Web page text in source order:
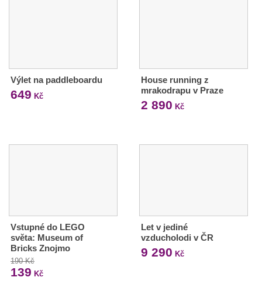
Výlet na paddleboardu
649 Kč
House running z
mrakodrapu v Praze
2 890 Kč
Vstupné do LEGO
světa: Museum of
Bricks Znojmo
190 Kč
139 Kč
Let v jediné
vzducholodi v ČR
9 290 Kč